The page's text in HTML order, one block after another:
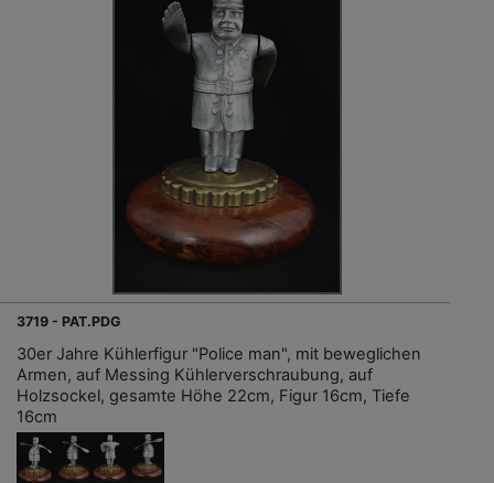
3719 - PAT.PDG
30er Jahre Kühlerfigur "Police man", mit beweglichen
Armen, auf Messing Kühlerverschraubung, auf
Holzsockel, gesamte Höhe 22cm, Figur 16cm, Tiefe
16cm